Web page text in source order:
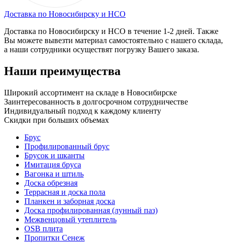
Доставка по Новосибирску и НСО
Доставка по Новосибирску и НСО в течение 1-2 дней. Также
Вы можете вывезти материал самостоятельно с нашего склада,
а наши сотрудники осуществят погрузку Вашего заказа.
Наши преимущества
Широкий ассортимент на складе в Новосибирске
Заинтересованность в долгосрочном сотрудничестве
Индивидуальный подход к каждому клиенту
Скидки при больших объемах
Брус
Профилированный брус
Брусок и шканты
Имитация бруса
Вагонка и штиль
Доска обрезная
Террасная и доска пола
Планкен и заборная доска
Доска профилированная (лунный паз)
Межвенцовый утеплитель
OSB плита
Пропитки Сенеж